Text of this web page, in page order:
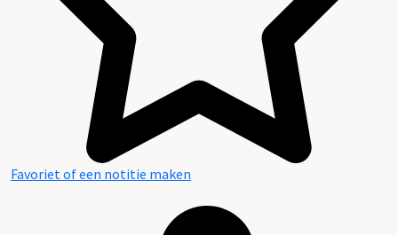
Favoriet of een notitie maken